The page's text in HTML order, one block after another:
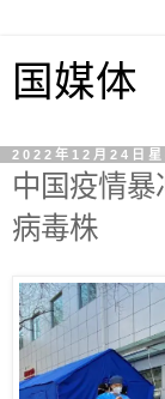
国媒体
2022年12月24日星
中国疫情暴
病毒株